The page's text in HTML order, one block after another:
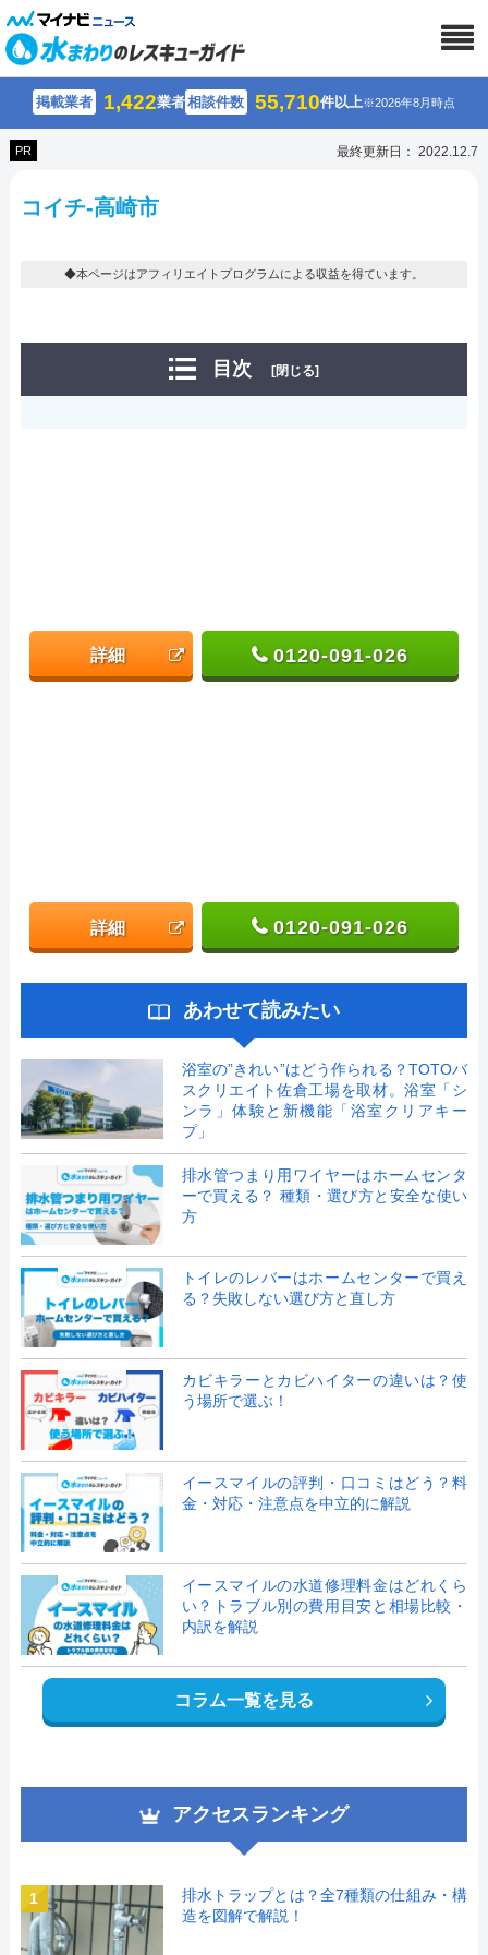
掲載業者 1,422業者相談件数 55,710件以上※2026年8月時点
PR 最終更新日： 2022.12.7
コイチ-高崎市
◆本ページはアフィリエイトプログラムによる収益を得ています。
目次 [閉じる]
詳細 0120-091-026
詳細 0120-091-026
あわせて読みたい
浴室の”きれい”はどう作られる？TOTOバ
スクリエイト佐倉工場を取材。浴室「シ
ンラ」体験と新機能「浴室クリアキー
プ」
排水管つまり用ワイヤーはホームセンタ
ーで買える？ 種類・選び方と安全な使い
方
トイレのレバーはホームセンターで買え
る？失敗しない選び方と直し方
カビキラーとカビハイターの違いは？使
う場所で選ぶ！
イースマイルの評判・口コミはどう？料
金・対応・注意点を中立的に解説
イースマイルの水道修理料金はどれくら
い？トラブル別の費用目安と相場比較・
内訳を解説
コラム一覧を見る
アクセスランキング
1
排水トラップとは？全7種類の仕組み・構
造を図解で解説！